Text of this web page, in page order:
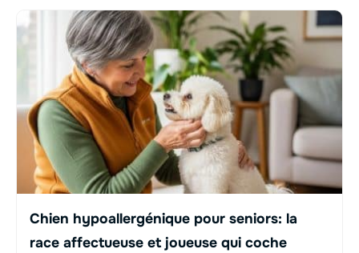
Chien hypoallergénique pour seniors: la
race affectueuse et joueuse qui coche